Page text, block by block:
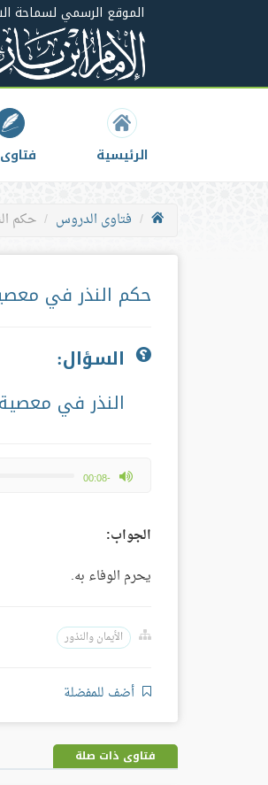
الموقع الرسمي لسماحة
الرئيسية فتاوى
فتاوى الدروس حكم
حكم النذر في
السؤال:
النذر في
-00:08
max volume
الجواب:
يحرم الوفاء به.
الأيمان والنذور
أضف للمفضلة
فتاوى ذات صلة